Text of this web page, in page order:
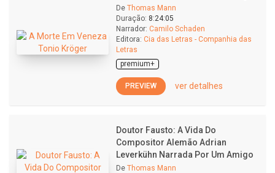
De Thomas Mann
Duração: 8:24:05
Narrador: Camilo Schaden
Editora: Cia das Letras - Companhia das
Letras
premium+
PREVIEW ver detalhes
Doutor Fausto: A Vida Do
Compositor Alemão Adrian
Leverkühn Narrada Por Um Amigo
De Thomas Mann